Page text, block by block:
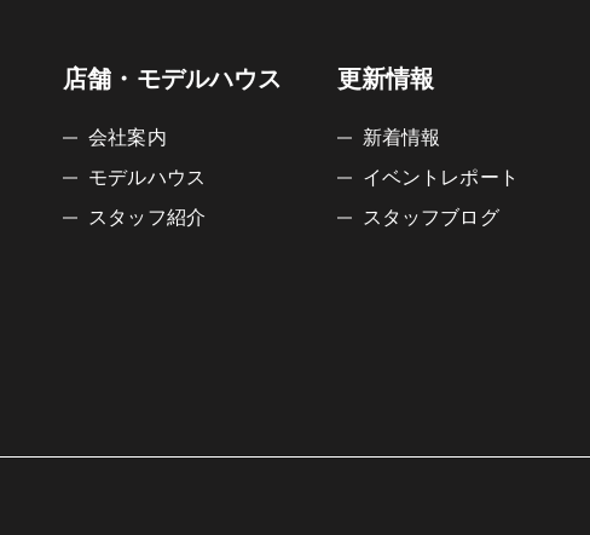
店舗・モデルハウス
会社案内
モデルハウス
スタッフ紹介
更新情報
新着情報
イベントレポート
スタッフブログ